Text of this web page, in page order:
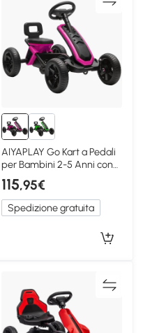
AIYAPLAY Go Kart a Pedali
per Bambini 2-5 Anni con
Struttura Metallica, Rosa
115,95€
Spedizione gratuita